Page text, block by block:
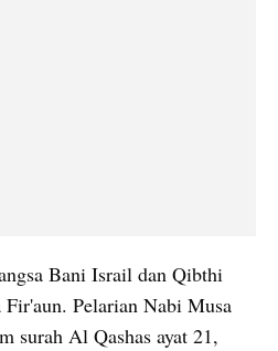
Bani Israil dan Qibthi
Fir'aun. Pelarian Nabi Musa
surah Al Qashas ayat 21,